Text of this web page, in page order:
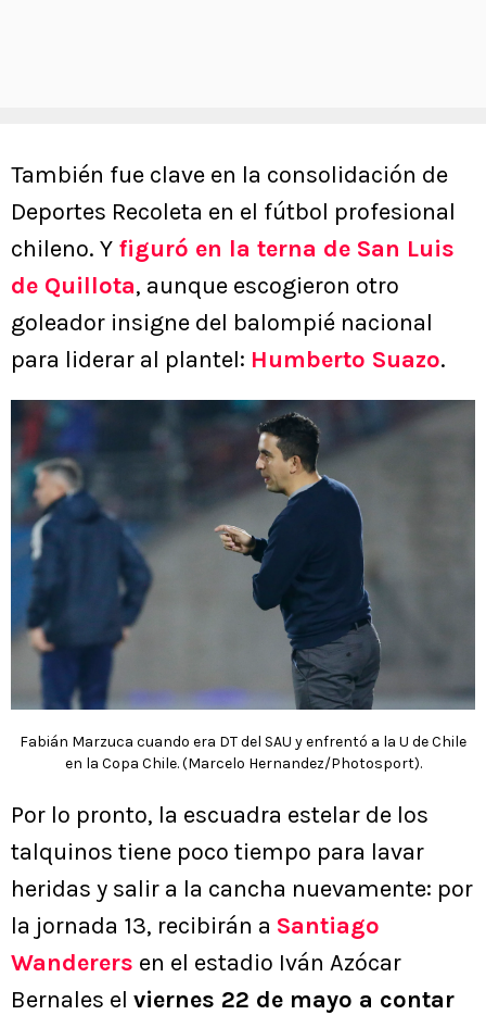
También fue clave en la consolidación de
Deportes Recoleta en el fútbol profesional
chileno. Y figuró en la terna de San Luis
de Quillota, aunque escogieron otro
goleador insigne del balompié nacional
para liderar al plantel: Humberto Suazo.
Fabián Marzuca cuando era DT del SAU y enfrentó a la U de Chile
en la Copa Chile. (Marcelo Hernandez/Photosport).
Por lo pronto, la escuadra estelar de los
talquinos tiene poco tiempo para lavar
heridas y salir a la cancha nuevamente: por
la jornada 13, recibirán a Santiago
Wanderers en el estadio Iván Azócar
Bernales el viernes 22 de mayo a contar